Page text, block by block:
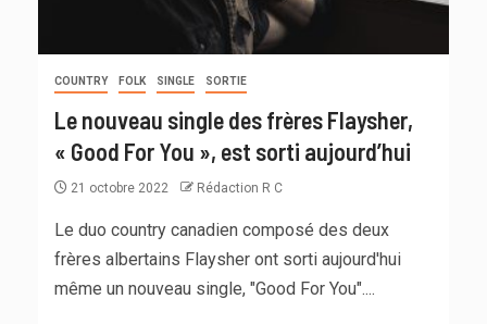
COUNTRY FOLK SINGLE SORTIE
Le nouveau single des frères Flaysher,
« Good For You », est sorti aujourd’hui
21 octobre 2022 Rédaction R C
Le duo country canadien composé des deux
frères albertains Flaysher ont sorti aujourd'hui
même un nouveau single, "Good For You"....